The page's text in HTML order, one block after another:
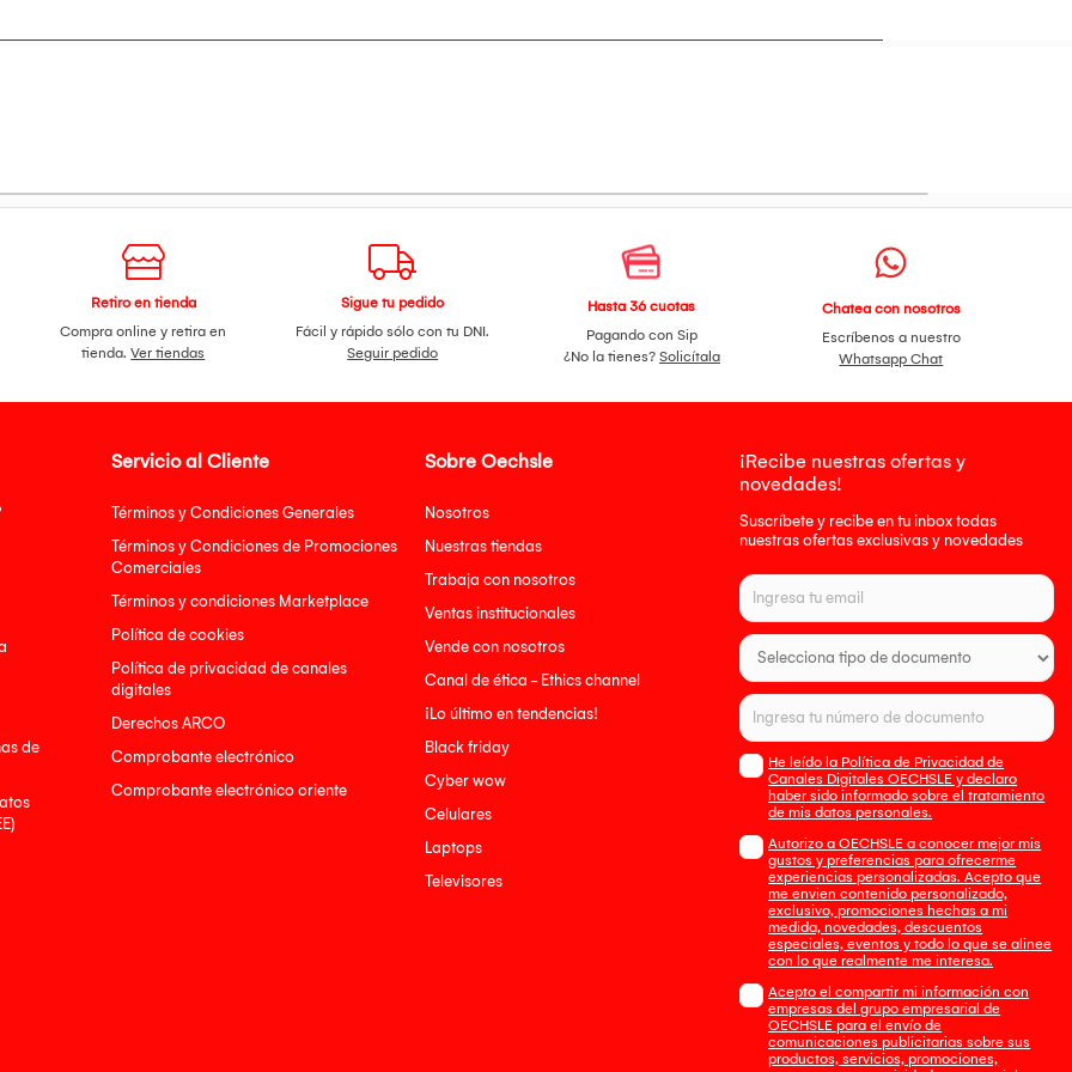
Blanca)
Retiro en tienda
Compra online y retira en
tienda.Ver tiendas
Sigue tu pedido
Fácil y rápido sólo con tu DNI.
Seguir pedido
Hasta 36 cuotas
Pagando con Sip
¿No la tienes? Solicítala
Chatea con nosotros
Escríbenos a nuestro
Whatsapp Chat
de
Servicio al Cliente
Términos y Condiciones Generales
Términos y Condiciones de Promociones
Comerciales
Términos y condiciones Marketplace
Política de cookies
Política de privacidad de canales
digitales
Derechos ARCO
Comprobante electrónico
Comprobante electrónico oriente
Sobre Oechsle
Nosotros
Nuestras tiendas
Trabaja con nosotros
Ventas institucionales
Vende con nosotros
Canal de ética - Ethics channel
¡Lo último en tendencias!
Black friday
Cyber wow
Celulares
Laptops
Televisores
¡Recibe nuestras ofertas y
novedades!
Suscríbete y recibe en tu inbox todas
nuestras ofertas exclusivas y novedades
He leído la Política de Privacidad de
Canales Digitales OECHSLE y declaro
haber sido informado sobre el tratamiento
de mis datos personales.
Autorizo a OECHSLE a conocer mejor mis
gustos y preferencias para ofrecerme
experiencias personalizadas. Acepto que
me envien contenido personalizado,
exclusivo, promociones hechas a mi
medida, novedades, descuentos
especiales, eventos y todo lo que se alinee
con lo que realmente me interesa.
Acepto el compartir mi información con
empresas del grupo empresarial de
OECHSLE para el envío de
comunicaciones publicitarias sobre sus
productos, servicios, promociones,